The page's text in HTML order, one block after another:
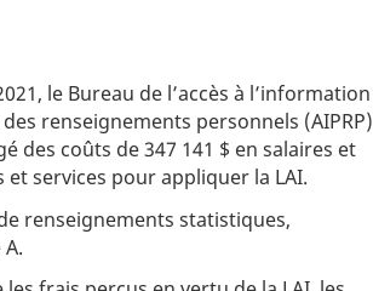
le Bureau de l’accès à l’information
renseignements personnels (AIPRP)
des coûts de 347 141 $ en salaires et
et services pour appliquer la LAI.
renseignements statistiques,